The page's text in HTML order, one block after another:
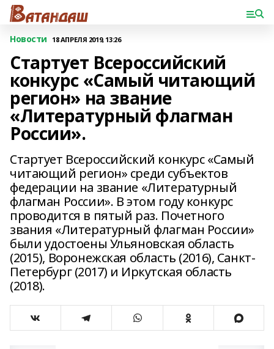
Новости 18 АПРЕЛЯ 2019, 13:26
Cтартует Всероссийский
конкурс «Самый читающий
регион» на звание
«Литературный флагман
России».
Cтартует Всероссийский конкурс «Самый
читающий регион» среди субъектов
федерации на звание «Литературный
флагман России». В этом году конкурс
проводится в пятый раз. Почетного
звания «Литературный флагман России»
были удостоены Ульяновская область
(2015), Воронежская область (2016), Санкт-
Петербург (2017) и Иркутская область
(2018).